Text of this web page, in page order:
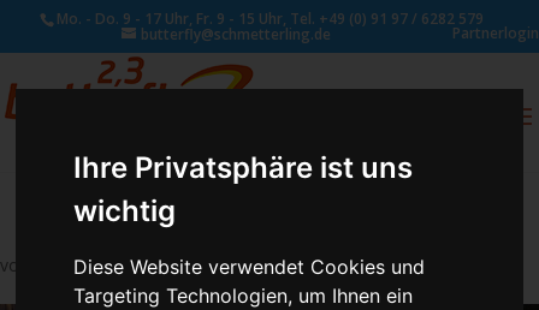
Ihre Privatsphäre ist uns
wichtig
Diese Website verwendet Cookies und
Targeting Technologien, um Ihnen ein
Mo. - Do. 9 - 17 Uhr, Fr. 9 - 15 Uhr, Tel. +49 (0) 91 97 / 6282 579
butterfly@schmetterling.de Partnerlogin
von Susan Naumann|Juli 27, 2018